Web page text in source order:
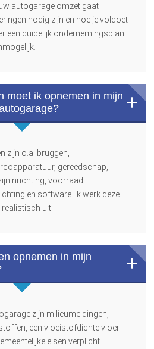
autogarage omzet gaat
nodig zijn en hoe je voldoet
een duidelijk ondernemingsplan
moet ik opnemen in mijn
zijn o.a. bruggen,
gereedschap,
voorraad
en software. Ik werk deze
uit.
opnemen in mijn
zijn milieumeldingen,
een vloeistofdichte vloer
eisen verplicht.